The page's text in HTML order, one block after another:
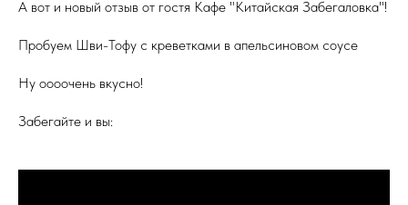
А вот и новый отзыв от гостя Кафе "Китайская Забегаловка"!
Пробуем Шви-Тофу с креветками в апельсиновом соусе
Ну оооочень вкусно!
Забегайте и вы: